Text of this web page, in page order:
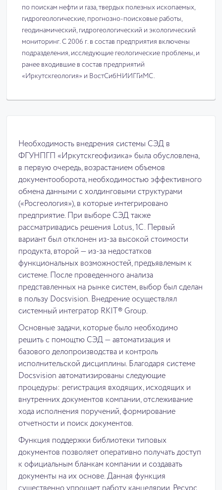
по поискам нефти и газа, твердых полезных ископаемых,
гидрогеологические, прогнозно-поисковые работы,
геодинамический, гидрогеологический и экологический
мониторинг. С 2006 г. в состав предприятия включены
подразделения, исследующие геологические проблемы, и
ранее входившие в состав предприятий
«Иркутскгеология» и ВостСибНИИГГиМС.
Необходимость внедрения системы СЭД в
ФГУНПГП «Иркутскгеофизика» была обусловлена,
в первую очередь, возрастанием объемов
документооборота, необходимостью эффективного
обмена данными с холдинговыми структурами
(«Росгеология»), в которые интегрировано
предприятие. При выборе СЭД также
рассматривадись решения Lotus, 1С. Первый
вариант был отклонен из-за высокой стоимости
продукта, второй — из-за недостатков
функциональных возможностей, предъявлемым к
системе. После проведенного анализа
представленных на рынке систем, выбор был сделан
в пользу Docsvision. Внедрение осуществлял
системный интегратор RKIT® Group.
Основные задачи, которые было необходимо
решить с помощтю СЭД — автоматизация и
базового делопроизводства и контроль
исполнительской дисциплины. Благодаря системе
Docsvision автоматизированы следующие
процедуры: регистрация входящих, исходящих и
внутренних документов компании, отслеживание
хода исполнения поручений, формирование
отчетности и поиск документов.
Функция поддержки библиотеки типовых
документов позволяет оперативно получать доступ
к официальным бланкам компании и создавать
документы на их основе. Данная функция